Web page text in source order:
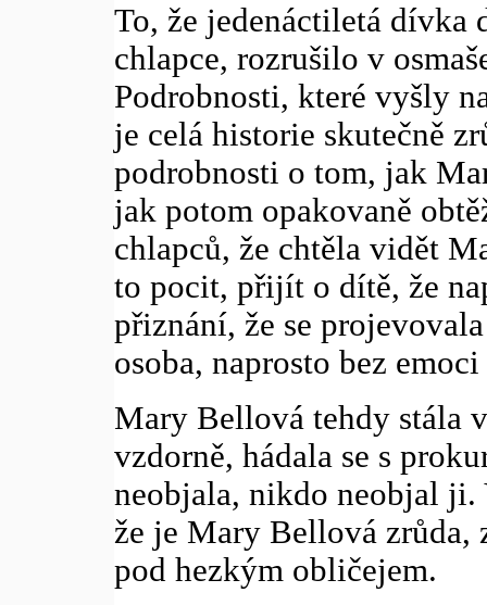
To, že jedenáctiletá dívka
chlapce, rozrušilo v
Podrobnosti, které vyšly
je celá historie skutečně
podrobnosti o tom, jak
jak potom opakovaně
chlapců, že chtěla vidět
to pocit, přijít o dítě, že
přiznání, že se
osoba, naprosto bez
Mary Bellová tehdy stála
vzdorně, hádala se s
neobjala, nikdo neobjal ji.
že je Mary Bellová zrůda,
pod hezkým obličejem.